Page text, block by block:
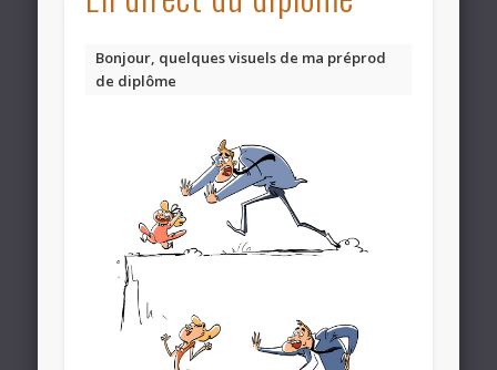
Bonjour, quelques visuels de ma préprod
de diplôme